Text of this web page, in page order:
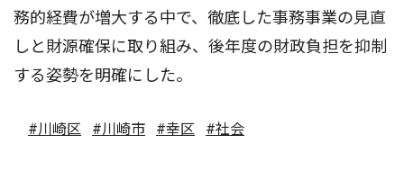
務的経費が増大する中で、徹底した事務事業の見直
しと財源確保に取り組み、後年度の財政負担を抑制
する姿勢を明確にした。
#川崎区 #川崎市 #幸区 #社会